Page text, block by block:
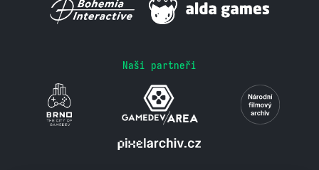
Naši partneři